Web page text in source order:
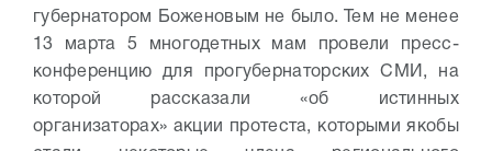
губернатором Боженовым не было. Тем не менее
13 марта 5 многодетных мам провели пресс-
конференцию для прогубернаторских СМИ, на
которой рассказали «об истинных
организаторах» акции протеста, которыми якобы